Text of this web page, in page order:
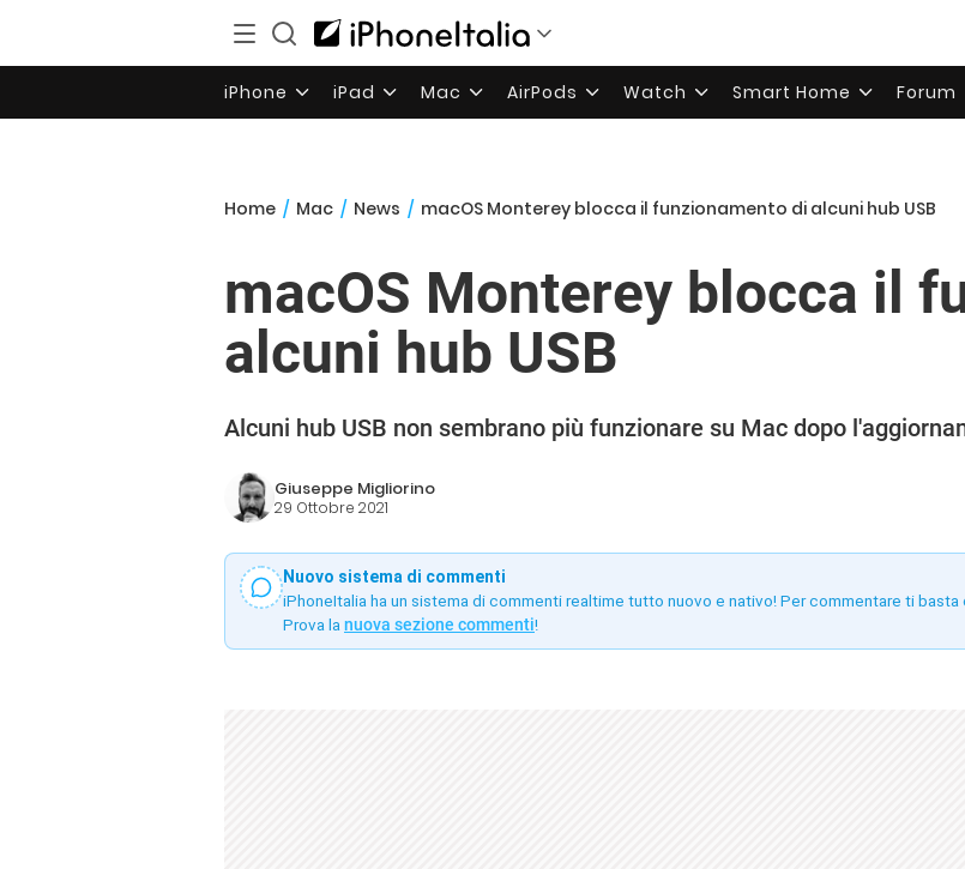
iPhone iPad Mac AirPods Watch Smart Home Forum
Home / Mac / News / macOS Monterey blocca il funzionamento di alcuni hub USB
macOS Monterey blocca il
alcuni hub USB
Alcuni hub USB non sembrano più funzionare su Mac dopo
Giuseppe Migliorino
29 Ottobre 2021
Nuovo sistema di commenti
iPhoneItalia ha un sistema di commenti realtime tutto nuovo e nativo! Per commentare ti
Prova la nuova sezione commenti!